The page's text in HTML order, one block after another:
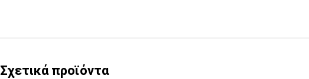
Σχετικά προϊόντα